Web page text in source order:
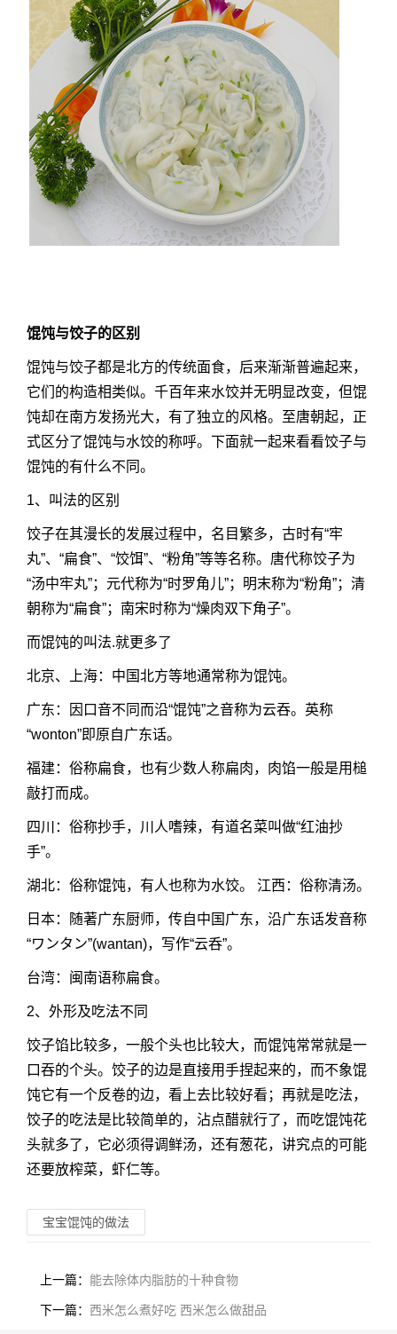
馄饨与饺子的区别
馄饨与饺子都是北方的传统面食，后来渐渐普遍起来，
它们的构造相类似。千百年来水饺并无明显改变，但馄
饨却在南方发扬光大，有了独立的风格。至唐朝起，正
式区分了馄饨与水饺的称呼。下面就一起来看看饺子与
馄饨的有什么不同。
1、叫法的区别
饺子在其漫长的发展过程中，名目繁多，古时有“牢
丸”、“扁食”、“饺饵”、“粉角”等等名称。唐代称饺子为
“汤中牢丸”；元代称为“时罗角儿”；明末称为“粉角”；清
朝称为“扁食”；南宋时称为“燥肉双下角子”。
而馄饨的叫法.就更多了
北京、上海：中国北方等地通常称为馄饨。
广东：因口音不同而沿“馄饨”之音称为云吞。英称
“wonton”即原自广东话。
福建：俗称扁食，也有少数人称扁肉，肉馅一般是用槌
敲打而成。
四川：俗称抄手，川人嗜辣，有道名菜叫做“红油抄
手”。
湖北：俗称馄饨，有人也称为水饺。 江西：俗称清汤。
日本：随著广东厨师，传自中国广东，沿广东话发音称
“ワンタン”(wantan)，写作“云呑”。
台湾：闽南语称扁食。
2、外形及吃法不同
饺子馅比较多，一般个头也比较大，而馄饨常常就是一
口吞的个头。饺子的边是直接用手捏起来的，而不象馄
饨它有一个反卷的边，看上去比较好看；再就是吃法，
饺子的吃法是比较简单的，沾点醋就行了，而吃馄饨花
头就多了，它必须得调鲜汤，还有葱花，讲究点的可能
还要放榨菜，虾仁等。
宝宝馄饨的做法
上一篇： 能去除体内脂肪的十种食物
下一篇： 西米怎么煮好吃 西米怎么做甜品